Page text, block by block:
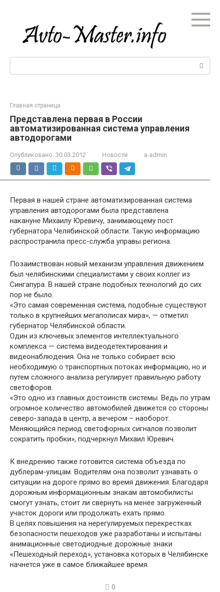
Главная страница
Представлена первая в России
автоматизированная система управления
автодорогами
Опубликовано: 30.03.2012 Новости a-admin
Первая в нашей стране автоматизированная система
управления автодорогами была представлена
накануне Михаилу Юревичу, занимающему пост
губернатора Челябинской области. Такую информацию
распространила пресс-служба управы региона.
Позаимствован новый механизм управления движением
был челябинскими специалистами у своих коллег из
Сингапура. В нашей стране подобных технологий до сих
пор не было.
«Это самая современная система, подобные существуют
только в крупнейших мегаполисах мира», — отметил
губернатор Челябинской области.
Один из ключевых элементов интеллектуального
комплекса — система видеодетектирования и
видеонаблюдения. Она не только собирает всю
необходимую о транспортных потоках информацию, но и
путем сложного анализа регулирует правильную работу
светофоров.
«Это одно из главных достоинств системы. Ведь по утрам
огромное количество автомобилей движется со стороны
северо-запада в центр, а вечером – наоборот.
Меняющийся период светофорных сигналов позволит
сократить пробки», подчеркнул Михаил Юревич.
К внедрению также готовится система объезда по
дублерам-улицам. Водителям она позволит узнавать о
ситуации на дороге прямо во время движения. Благодаря
дорожным информационным знакам автомобилисты
смогут узнать, стоит ли свернуть на менее загруженный
участок дороги или продолжать ехать прямо.
В целях повышения на нерегулируемых перекрестках
безопасности пешеходов уже разработаны и испытаны
анимационные светодиодные дорожные знаки
«Пешеходный переход», установка которых в Челябинске
начнется уже в самое ближайшее время.
0